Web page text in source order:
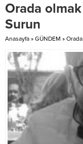
Orada
Surun
Anasayfa » GÜNDEM »